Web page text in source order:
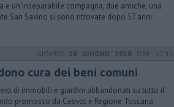
e un’inseparabile compagna, due amiche, una
San Savino si sono ritrovate dopo 57 anni
GIOVEDÌ 28 GIUGNO 2018 ORE 12:11
cura dei beni comuni
di immobili e giardini abbandonati su tutto il
promosso da Cesvot e Regione Toscana